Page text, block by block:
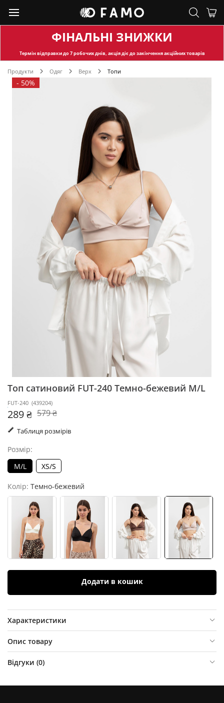
ФІНАЛЬНІ ЗНИЖКИ
Термін відправкидо 7 робочих днів, акція діє до закінчення акційних товарів
Продукти Одяг Верх Топи
- 50%
Топ сатиновий FUT-240 Темно-бежевий M/L
FUT-240 (439204)
289 ₴ 579 ₴
Таблиця розмірів
Розмір:
M/L
XS/S
Колір: Темно-бежевий
Додати в кошик
Характеристики
Опис товару
Відгуки (0)